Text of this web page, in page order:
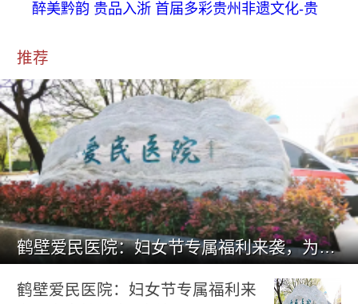
醉美黔韵 贵品入浙 首届多彩贵州非遗文化-贵
推荐
鹤壁爱民医院：妇女节专属福利来袭，为女性健康 “大放价”
鹤壁爱民医院：妇女节专属福利来